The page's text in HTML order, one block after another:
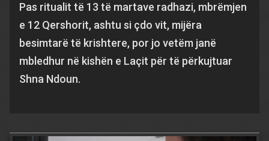
Pas ritualit të 13 të martave radhazi, mbrëmjen
e 12 Qershorit, ashtu si çdo vit, mijëra
besimtarë të krishtere, por jo vetëm janë
mbledhur në kishën e Laçit për të përkujtuar
Shna Ndoun.